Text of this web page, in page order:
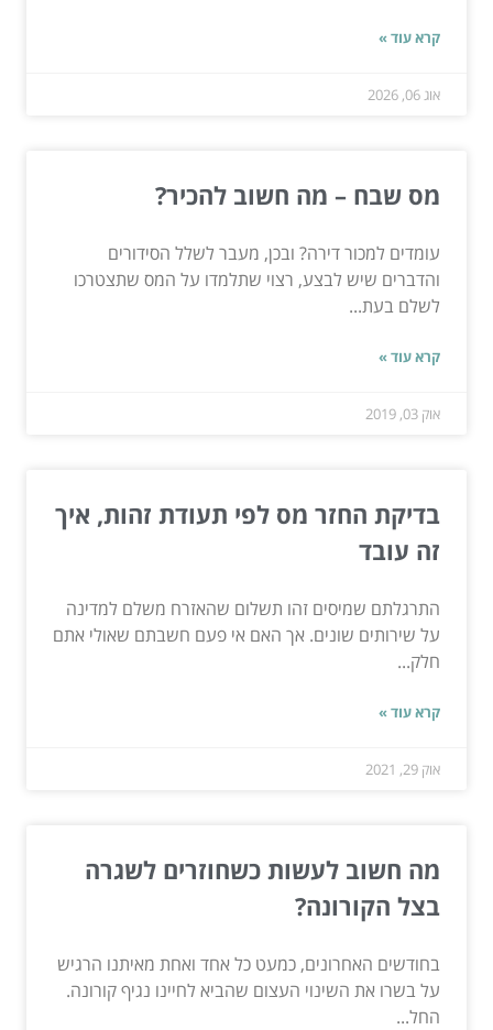
קרא עוד »
אוג 06, 2026
מס שבח – מה חשוב להכיר?
עומדים למכור דירה? ובכן, מעבר לשלל הסידורים
והדברים שיש לבצע, רצוי שתלמדו על המס שתצטרכו
לשלם בעת...
קרא עוד »
אוק 03, 2019
בדיקת החזר מס לפי תעודת זהות, איך
זה עובד
התרגלתם שמיסים זהו תשלום שהאזרח משלם למדינה
על שירותים שונים. אך האם אי פעם חשבתם שאולי אתם
חלק...
קרא עוד »
אוק 29, 2021
מה חשוב לעשות כשחוזרים לשגרה
בצל הקורונה?
בחודשים האחרונים, כמעט כל אחד ואחת מאיתנו הרגיש
על בשרו את השינוי העצום שהביא לחיינו נגיף קורונה.
החל...